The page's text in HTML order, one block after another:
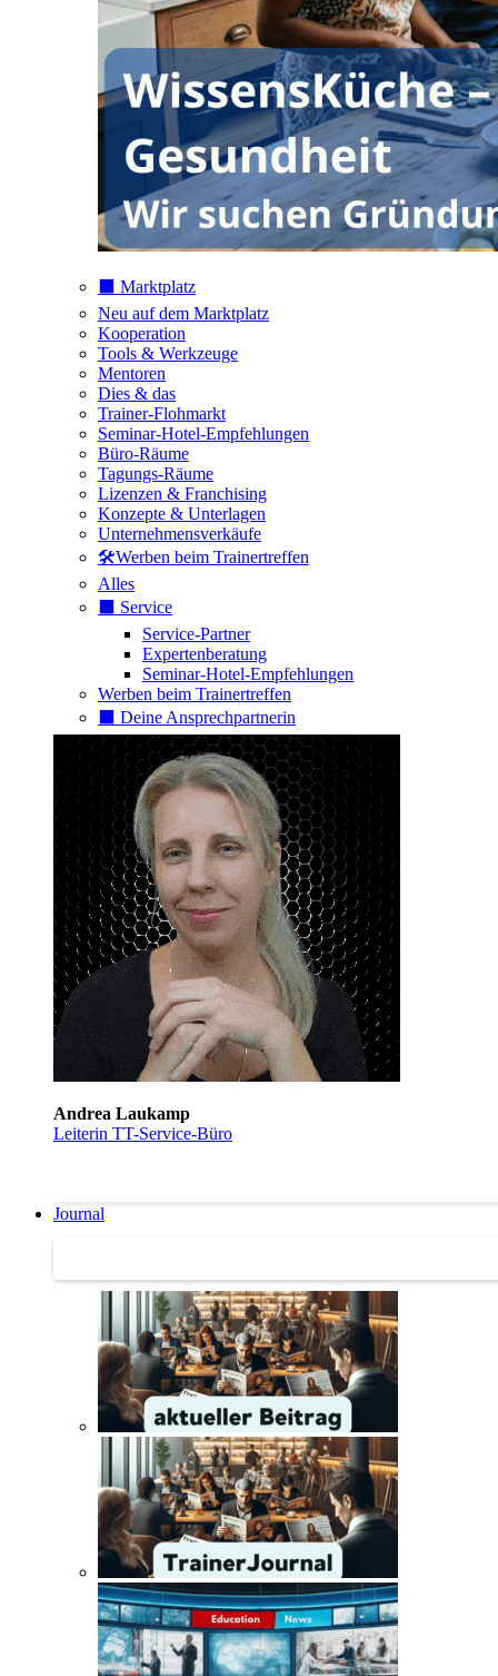
⬛️ Marktplatz
Neu auf dem Marktplatz
Kooperation
Tools & Werkzeuge
Mentoren
Dies & das
Trainer-Flohmarkt
Seminar-Hotel-Empfehlungen
Büro-Räume
Tagungs-Räume
Lizenzen & Franchising
Konzepte & Unterlagen
Unternehmensverkäufe
🛠️Werben beim Trainertreffen
Alles
⬛️ Service
Service-Partner
Expertenberatung
Seminar-Hotel-Empfehlungen
Werben beim Trainertreffen
⬛️ Deine Ansprechpartnerin
Andrea Laukamp
Leiterin TT-Service-Büro
Journal